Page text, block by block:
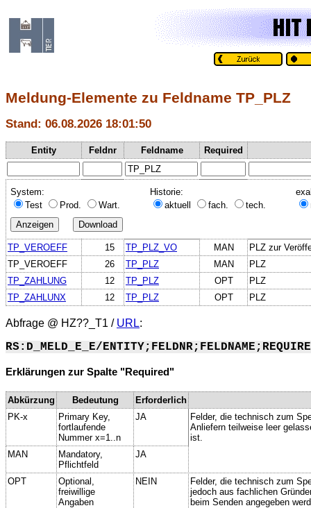
Meldung-Elemente zu Feldname TP_PLZ
Stand: 06.08.2026 18:01:50
Entity Feldnr Feldname Required
System:
Test
Prod. Wart.
Historie:
aktuell
fach. tech.
TP_VEROEFF 15 TP_PLZ_VO MAN
PLZ zur
TP_VEROEFF
26 TP_PLZ MAN
PLZ
TP_ZAHLUNG
12 TP_PLZ OPT
PLZ
TP_ZAHLUNX
12 TP_PLZ OPT PLZ
Abfrage @ HZ??_T1 / URL:
RS:D_MELD_E_E/
Erklärungen zur Spalte "Required"
Abkürzung Bedeutung
Erforderlich
PK-x
Primary Key,
fortlaufende
Nummer x=1..n
JA
Felder, die technisch zum
Anliefern teilweise leer
ist.
MAN
Mandatory,
Pflichtfeld
JA
OPT
Optional,
freiwillige
Angaben
NEIN
Felder, die technisch zum
jedoch aus fachlichen
beim Senden angegeben